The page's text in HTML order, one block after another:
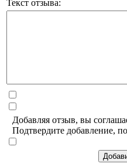
Текст отзыва:
Добавляя отзыв, вы
Подтвердите добавление,